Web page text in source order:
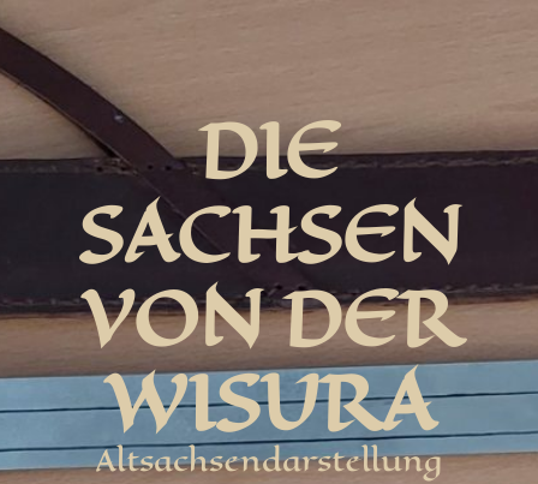
DIE
SACHSEN
VON DER
WISURA
Altsachsendarstellung